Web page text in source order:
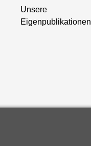
Unsere
Eigenpublikationen